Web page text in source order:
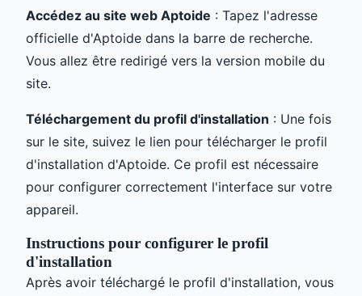
Accédez au site web Aptoide : Tapez l'adresse
officielle d'Aptoide dans la barre de recherche.
Vous allez être redirigé vers la version mobile du
site.
Téléchargement du profil d'installation : Une fois
sur le site, suivez le lien pour télécharger le profil
d'installation d'Aptoide. Ce profil est nécessaire
pour configurer correctement l'interface sur votre
appareil.
Instructions pour configurer le profil
d'installation
Après avoir téléchargé le profil d'installation, vous